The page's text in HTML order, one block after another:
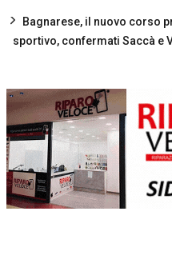
Bagnarese, il nuovo corso
sportivo, confermati Saccà e